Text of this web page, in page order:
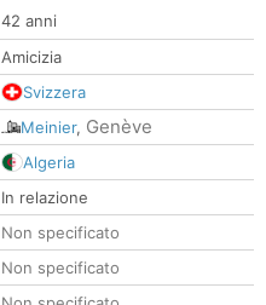
42 anni
Amicizia
Svizzera
Meinier, Genève
Algeria
In relazione
Non specificato
Non specificato